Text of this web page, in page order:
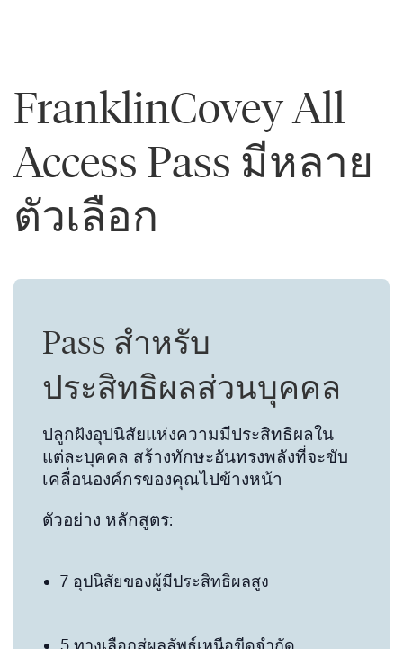
FranklinCovey All
Access Pass มีหลาย
ตัวเลือก
Pass สำหรับ
ประสิทธิผลส่วนบุคคล
ปลูกฝังอุปนิสัยแห่งความมีประสิทธิผลใน
แต่ละบุคคล สร้างทักษะอันทรงพลังที่จะขับ
เคลื่อนองค์กรของคุณไปข้างหน้า
ตัวอย่าง หลักสูตร:
7 อุปนิสัยของผู้มีประสิทธิผลสูง
5 ทางเลือกสู่ผลลัพธ์เหนือขีดจำกัด